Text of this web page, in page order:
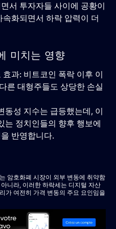
서 투자자들 사이에 공황이
화되면서 하락 압력이 더
미치는 영향
과: 비트코인 ​​폭락 이후 이
른 대형주들도 상당한 손실
동성 지수는 급등했는데, 이
는 정치인들의 향후 행보에
반영합니다.
암호화폐 시장이 외부 변동에 취약함
니라, 이러한 하락세는 디지털 자산
가 여전히 가격 변동의 주요 요인임을